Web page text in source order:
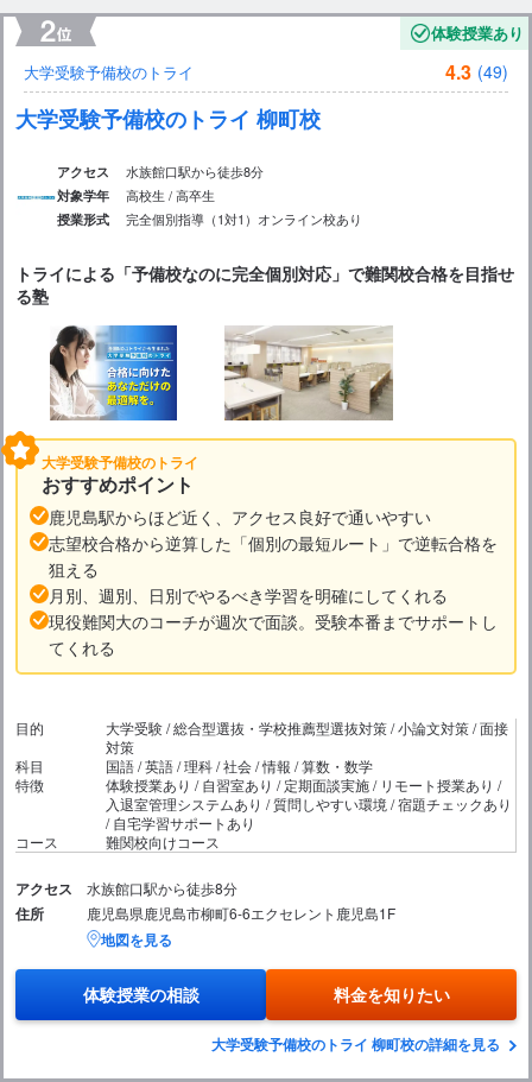
体験授業あり
大学受験予備校のトライ
4.3 (49)
大学受験予備校のトライ 柳町校
アクセス 水族館口駅から徒歩8分
対象学年 高校生 / 高卒生
授業形式 完全個別指導（1対1） オンライン校あり
トライによる「予備校なのに完全個別対応」で難関校合格を目指せ
る塾
大学受験予備校のトライ
おすすめポイント
鹿児島駅からほど近く、アクセス良好で通いやすい
志望校合格から逆算した「個別の最短ルート」で逆転合格を
狙える
月別、週別、日別でやるべき学習を明確にしてくれる
現役難関大のコーチが週次で面談。受験本番までサポートし
てくれる
目的
大学受験 / 総合型選抜・学校推薦型選抜対策 / 小論文対策 / 面接
対策
科目
国語 / 英語 / 理科 / 社会 / 情報 / 算数・数学
特徴
体験授業あり / 自習室あり / 定期面談実施 / リモート授業あり /
入退室管理システムあり / 質問しやすい環境 / 宿題チェックあり
/ 自宅学習サポートあり
コース
難関校向けコース
アクセス 水族館口駅から徒歩8分
住所 鹿児島県鹿児島市柳町6-6エクセレント鹿児島1F
地図を見る
体験授業の相談 料金を知りたい
大学受験予備校のトライ 柳町校の詳細を見る